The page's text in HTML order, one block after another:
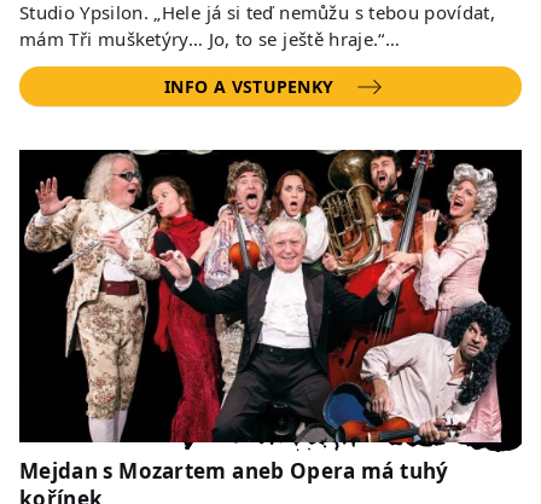
Studio Ypsilon. „Hele já si teď nemůžu s tebou povídat,
mám Tři mušketýry… Jo, to se ještě hraje.“…
INFO A VSTUPENKY
Mejdan s Mozartem aneb Opera má tuhý
kořínek